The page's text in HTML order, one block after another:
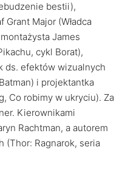
bestii),
Major (Władca
James
cykl Borat),
ds. efektów wizualnych
i projektantka
Co robimy w ukryciu). Za
Kierownikami
Rachtman, a autorem
(Thor: Ragnarok, seria